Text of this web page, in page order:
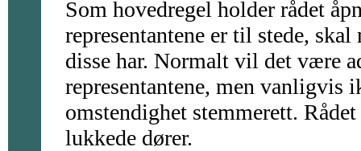
Som hovedregel holder rådet
representantene er til stede,
disse har. Normalt vil det være
representantene, men vanligvis
omstendighet stemmerett.
lukkede dører.